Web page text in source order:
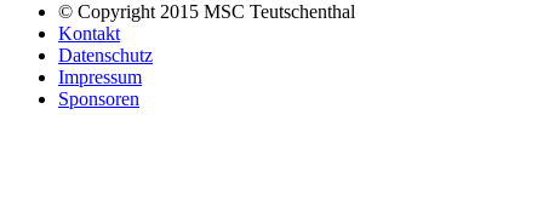
© Copyright 2015 MSC Teutschenthal
Kontakt
Datenschutz
Impressum
Sponsoren